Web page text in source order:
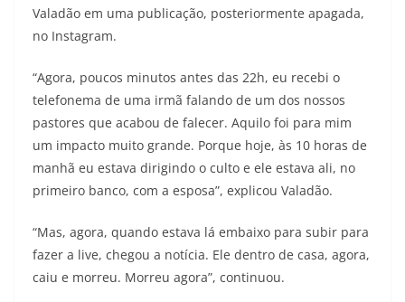
Valadão em uma publicação, posteriormente apagada,
no Instagram.
“Agora, poucos minutos antes das 22h, eu recebi o
telefonema de uma irmã falando de um dos nossos
pastores que acabou de falecer. Aquilo foi para mim
um impacto muito grande. Porque hoje, às 10 horas de
manhã eu estava dirigindo o culto e ele estava ali, no
primeiro banco, com a esposa”, explicou Valadão.
“Mas, agora, quando estava lá embaixo para subir para
fazer a live, chegou a notícia. Ele dentro de casa, agora,
caiu e morreu. Morreu agora”, continuou.